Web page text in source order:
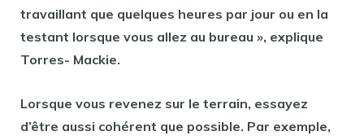
travaillant que quelques heures par jour ou en la
testant lorsque vous allez au bureau », explique
Torres- Mackie.
Lorsque vous revenez sur le terrain, essayez
d’être aussi cohérent que possible. Par exemple,